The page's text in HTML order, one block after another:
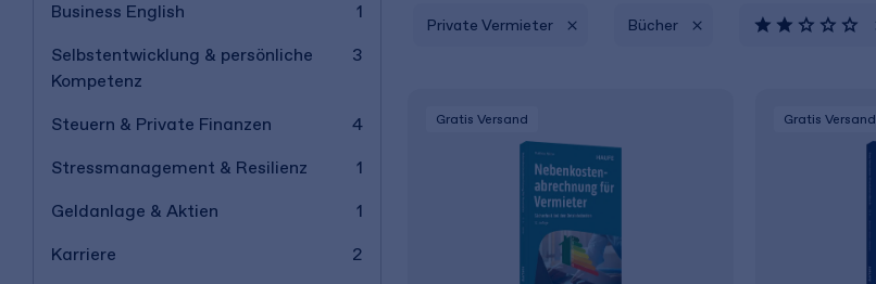
Business English 1
Selbstentwicklung & persönliche
Kompetenz
3
Steuern & Private Finanzen 4
Stressmanagement & Resilienz 1
Geldanlage & Aktien 1
Karriere 2
Private Vermieter Bücher
Gratis Versand Gratis Versand